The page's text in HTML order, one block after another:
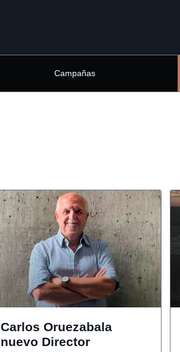
Campañas
Carlos Oruezabala
nuevo Director